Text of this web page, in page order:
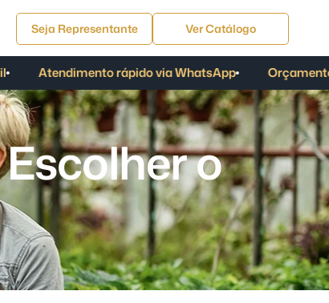
Seja Representante Ver Catálogo
Atendimento rápido via WhatsApp Orçamento
Escolhero